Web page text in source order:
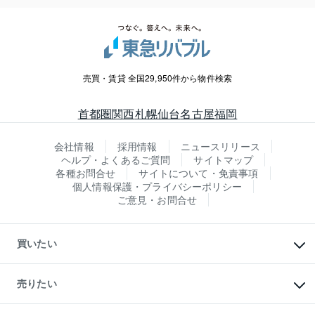
売買・賃貸 全国29,950件から物件検索
首都圏関西札幌仙台名古屋福岡
会社情報 採用情報
ニュースリリース
ヘルプ・よくあるご質問
サイトマップ
各種お問合せ
サイトについて・免責事項
個人情報保護・プライバシーポリシー
ご意見・お問合せ
買いたい
新築・分譲マンションの購入
中古マンションの購入
一戸建ての購入
売りたい